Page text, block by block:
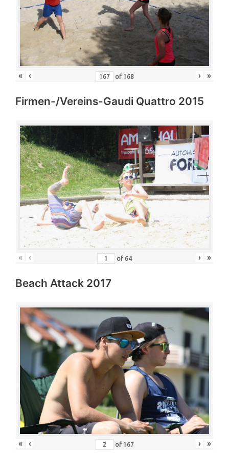
« ‹ of 168 › »
Firmen-/Vereins-Gaudi Quattro 2015
« ‹ of 64 › »
Beach Attack 2017
« ‹ of 167 › »